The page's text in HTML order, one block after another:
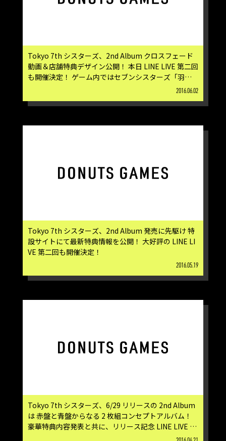
Tokyo 7th シスターズ、2nd Album クロスフェード
動画＆店舗特典デザイン公開！ 本日 LINE LIVE 第二回
も開催決定！ ゲーム内ではセブンシスターズ「羽生
2016.06.02
Tokyo 7th シスターズ、2nd Album 発売に先駆け 特
設サイトにて最新特典情報を公開！ 大好評の LINE LI
VE 第二回も開催決定！
2016.05.19
Tokyo 7th シスターズ、6/29 リリースの 2nd Album
は 赤盤と青盤からなる 2 枚組コンセプトアルバム！
豪華特典内容発表と共に、リリース記念 LINE LIVE も